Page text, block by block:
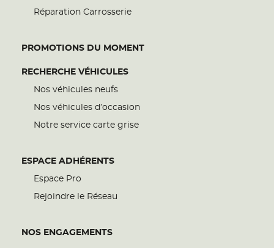
Réparation Carrosserie
PROMOTIONS DU MOMENT
RECHERCHE VÉHICULES
Nos véhicules neufs
Nos véhicules d’occasion
Notre service carte grise
ESPACE ADHÉRENTS
Espace Pro
Rejoindre le Réseau
NOS ENGAGEMENTS